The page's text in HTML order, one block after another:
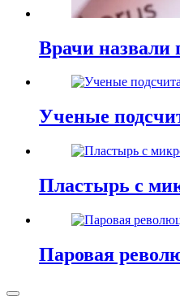
Врачи назвали
Ученые
Пластырь с
Паровая